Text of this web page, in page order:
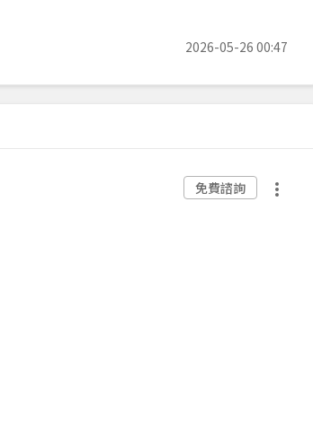
2026-05-26 00:47
免費諮詢